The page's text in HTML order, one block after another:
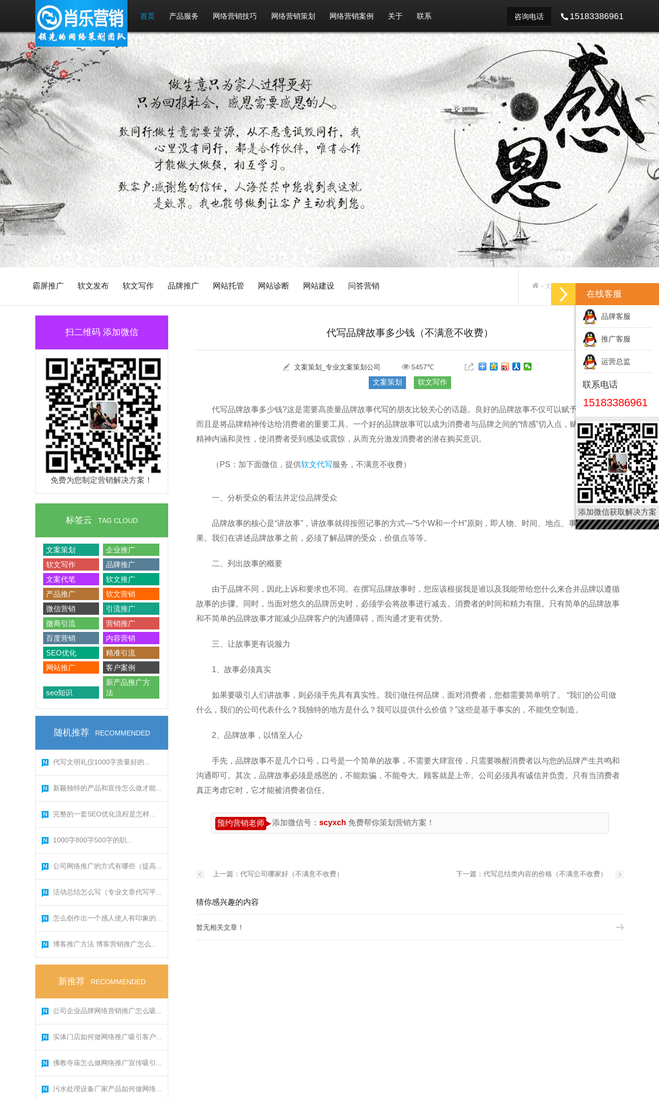
首页 产品服务 网络营销技巧 网络营销策划 网络营销案例 关于 联系 咨询电话 15183386961
霸屏推广 软文发布 软文写作 品牌推广 网站托管 网站诊断 网站建设 问答营销 > 文案策划_专业文案策划公司
扫二维码 添加微信
免费为您制定营销解决方案！
标签云 TAG CLOUD
文案策划
企业推广
软文写作
品牌推广
文案代笔
软文推广
产品推广
软文营销
微信营销
引流推广
微商引流
营销推广
百度营销
内容营销
SEO优化
精准引流
网站推广
客户案例
seo知识
新产品推广方
法
随机推荐 RECOMMENDED
代写文明礼仪1000字质量好的...
新颖独特的产品和宣传怎么做才能...
完整的一套SEO优化流程是怎样...
1000字800字500字的职...
公司网络推广的方式有哪些（提高...
活动总结怎么写（专业文章代写平...
怎么创作出一个感人使人有印象的...
博客推广方法 博客营销推广怎么...
新推荐 RECOMMENDED
公司企业品牌网络营销推广怎么吸...
实体门店如何做网络推广吸引客户...
佛教寺庙怎么做网络推广宣传吸引...
污水处理设备厂家产品如何做网络...
代写品牌故事多少钱（不满意不收费）
文案策划_专业文案策划公司 5457℃
文案策划 软文写作
代写品牌故事多少钱?这是需要高质量品牌故事代写的朋友比较关心的话题。良好的品牌故事不仅可以赋予品牌个性，
而且是将品牌精神传达给消费者的重要工具。一个好的品牌故事可以成为消费者与品牌之间的“情感”切入点，赋予品牌一种
精神内涵和灵性，使消费者受到感染或震惊，从而充分激发消费者的潜在购买意识。
（PS：加下面微信，提供软文代写服务，不满意不收费）
一、分析受众的看法并定位品牌受众
品牌故事的核心是“讲故事”，讲故事就得按照记事的方式—“5个W和一个H”原则，即人物、时间、地点、事件、原因和结
果。我们在讲述品牌故事之前，必须了解品牌的受众，价值点等等。
二、列出故事的概要
由于品牌不同，因此上诉和要求也不同。在撰写品牌故事时，您应该根据我是谁以及我能带给您什么来合并品牌以遵循
故事的步骤。同时，当面对悠久的品牌历史时，必须学会将故事进行减去。消费者的时间和精力有限。只有简单的品牌故事
和不简单的品牌故事才能减少品牌客户的沟通障碍，而沟通才更有优势。
三、让故事更有说服力
1、故事必须真实
如果要吸引人们讲故事，则必须手先具有真实性。我们做任何品牌，面对消费者，您都需要简单明了。 “我们的公司做
什么，我们的公司代表什么？我独特的地方是什么？我可以提供什么价值？”这些是基于事实的，不能凭空制造。
2、品牌故事，以情至人心
手先，品牌故事不是几个口号，口号是一个简单的故事，不需要大肆宣传，只需要唤醒消费者以与您的品牌产生共鸣和
沟通即可。其次，品牌故事必须是感恩的，不能欺骗，不能夸大。顾客就是上帝。公司必须具有诚信并负责。只有当消费者
真正考虑它时，它才能被消费者信任。
预约营销老师 添加微信号： scyxch 免费帮你策划营销方案！
上一篇： 代写公司哪家好（不满意不收费） 下一篇： 代写总结类内容的价格（不满意不收费）
猜你感兴趣的内容
暂无相关文章！
在线客服
品牌客服
推广客服
运营总监
联系电话
15183386961
添加微信获取解决方案